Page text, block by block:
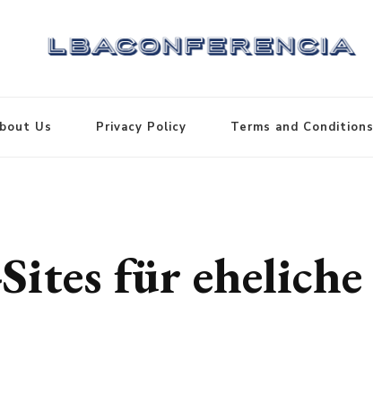
Us Privacy Policy Terms and Conditions
für eheliche